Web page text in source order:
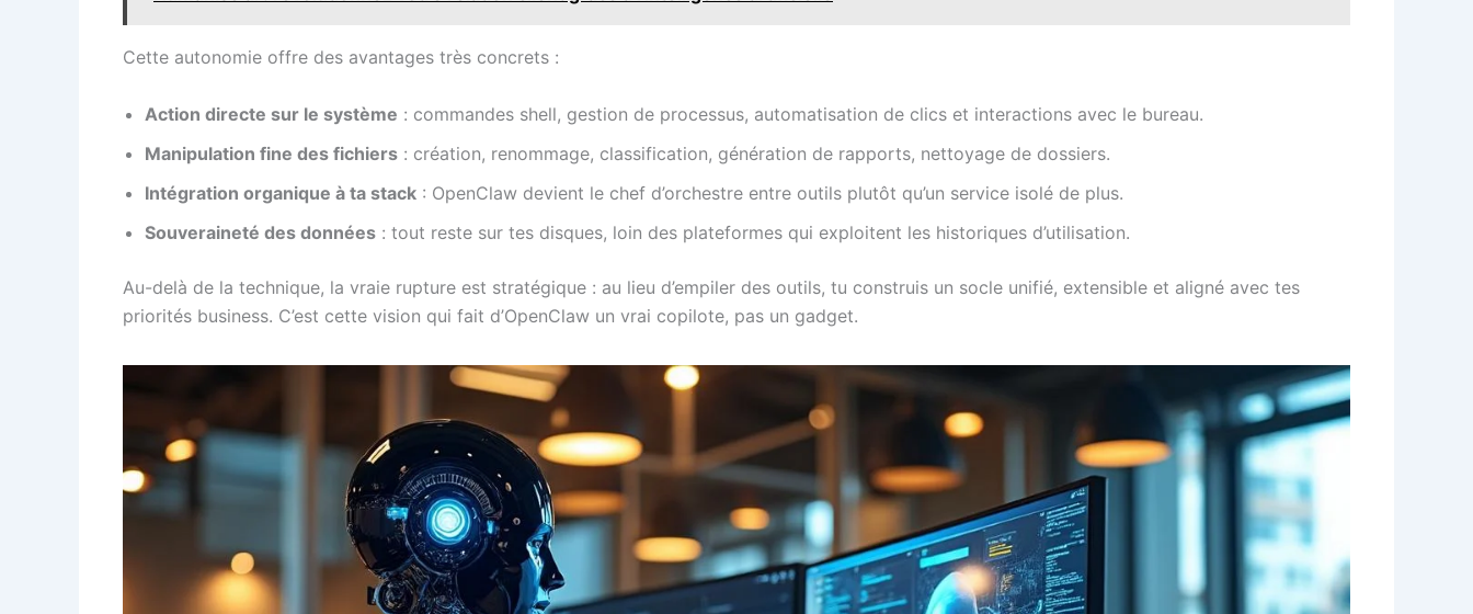
Cette autonomie offre des avantages très concrets :
Action directe sur le système : commandes shell, gestion de processus, automatisation de clics et interactions avec le bureau.
Manipulation fine des fichiers : création, renommage, classification, génération de rapports, nettoyage de dossiers.
Intégration organique à ta stack : OpenClaw devient le chef d’orchestre entre outils plutôt qu’un service isolé de plus.
Souveraineté des données : tout reste sur tes disques, loin des plateformes qui exploitent les historiques d’utilisation.
Au-delà de la technique, la vraie rupture est stratégique : au lieu d’empiler des outils, tu construis un socle unifié, extensible et aligné avec tes
priorités business. C’est cette vision qui fait d’OpenClaw un vrai copilote, pas un gadget.